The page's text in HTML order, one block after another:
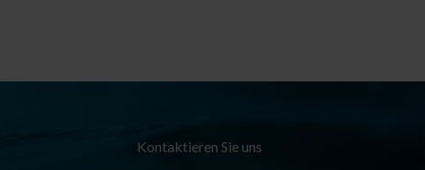
Kontaktieren Sie uns